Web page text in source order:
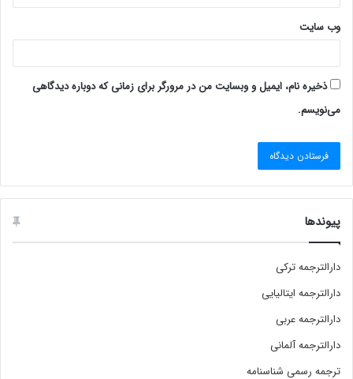
وب‌ سایت
ذخیره نام، ایمیل و وبسایت من در مرورگر برای زمانی که دوباره دیدگاهی
می‌نویسم.
پیوندها
دارالترجمه ترکی
دارالترجمه ایتالیایی
دارالترجمه عربی
دارالترجمه آلمانی
ترجمه رسمی شناسنامه